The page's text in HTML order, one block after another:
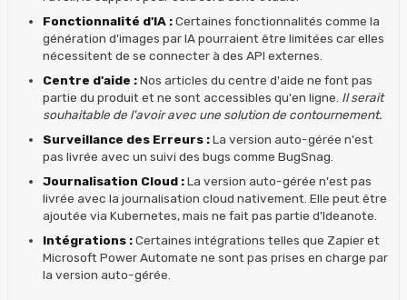
Fonctionnalité d'IA :Certaines fonctionnalités comme la
génération d'images par IA pourraient être limitées car elles
nécessitent de se connecter à des API externes.
Centre d'aide :Nos articles du centre d'aide ne font pas
partie du produit et ne sont accessibles qu'en ligne. Il serait
souhaitable de l'avoir avec une solution de contournement.
Surveillance des Erreurs :La version auto-gérée n'est
pas livrée avec un suivi des bugs comme BugSnag.
Journalisation Cloud :La version auto-gérée n'est pas
livrée avec la journalisation cloud nativement. Elle peut être
ajoutée via Kubernetes, mais ne fait pas partie d'Ideanote.
Intégrations :Certaines intégrations telles que Zapier et
Microsoft Power Automate ne sont pas prises en charge par
la version auto-gérée.